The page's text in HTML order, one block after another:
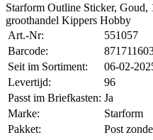
Starform Outline Sticker, Goud,
groothandel Kippers Hobby
Art.-Nr:
551057
Barcode:
Seit im Sortiment:
06-02-
Levertijd:
96
Passt im Briefkasten: Ja
Marke:
Starform
Pakket:
Post